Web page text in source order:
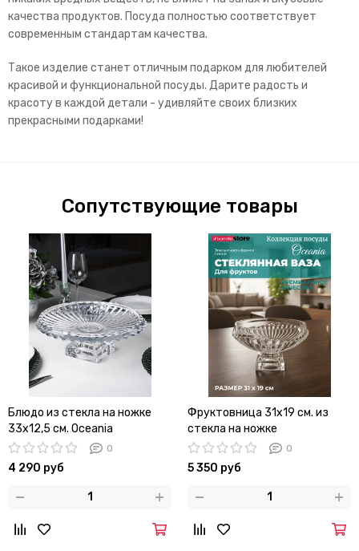
качества продуктов. Посуда полностью соответствует
современным стандартам качества.
Такое изделие станет отличным подарком для любителей
красивой и функциональной посуды. Дарите радость и
красоту в каждой детали - удивляйте своих близких
прекрасными подарками!
Сопутствующие товары
Блюдо из стекла на ножке
33х12,5 см. Oceania
0
4 290 руб
Фруктовница 31х19 см. из
стекла на ножке
0
5 350 руб